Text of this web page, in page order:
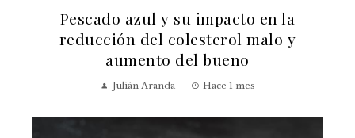
Pescado azul y su impacto en la
reducción del colesterol malo y
aumento del bueno
Julián Aranda Hace 1 mes